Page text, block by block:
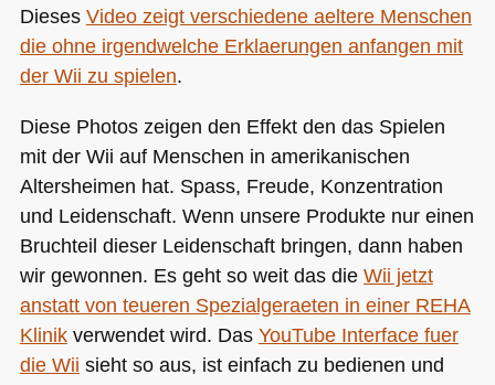
Dieses Video zeigt verschiedene aeltere Menschen
die ohne irgendwelche Erklaerungen anfangen mit
der Wii zu spielen.
Diese Photos zeigen den Effekt den das Spielen
mit der Wii auf Menschen in amerikanischen
Altersheimen hat. Spass, Freude, Konzentration
und Leidenschaft. Wenn unsere Produkte nur einen
Bruchteil dieser Leidenschaft bringen, dann haben
wir gewonnen. Es geht so weit das die Wii jetzt
anstatt von teueren Spezialgeraeten in einer REHA
Klinikverwendet wird. Das YouTube Interface fuer
die Wii sieht so aus, ist einfach zu bedienen und